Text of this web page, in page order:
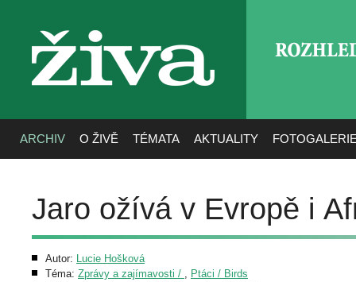
živa
ARCHIV O ŽIVĚ TÉMATA AKTUALITY
Jaro ožívá v Evropě i
Autor: Lucie Hošková
Téma: Zprávy a zajímavosti / , Ptáci / Birds